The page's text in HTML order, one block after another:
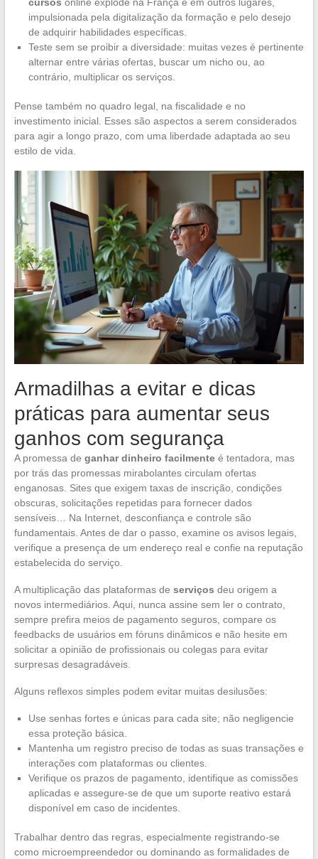
impulsionada pela digitalização da formação e pelo desejo
de adquirir habilidades específicas.
Teste sem se proibir a diversidade: muitas vezes é pertinente
alternar entre várias ofertas, buscar um nicho ou, ao
contrário, multiplicar os serviços.
Pense também no quadro legal, na fiscalidade e no
investimento inicial. Esses são aspectos a serem considerados
para agir a longo prazo, com uma liberdade adaptada ao seu
estilo de vida.
Armadilhas a evitar e dicas
práticas para aumentar seus
ganhos com segurança
A promessa de ganhar dinheiro facilmenteé tentadora, mas
por trás das promessas mirabolantes circulam ofertas
enganosas. Sites que exigem taxas de inscrição, condições
obscuras, solicitações repetidas para fornecer dados
sensíveis… Na Internet, desconfiança e controle são
fundamentais. Antes de dar o passo, examine os avisos legais,
verifique a presença de um endereço real e confie na reputação
estabelecida do serviço.
A multiplicação das plataformas de serviços deu origem a
novos intermediários. Aqui, nunca assine sem ler o contrato,
sempre prefira meios de pagamento seguros, compare os
feedbacks de usuários em fóruns dinâmicos e não hesite em
solicitar a opinião de profissionais ou colegas para evitar
surpresas desagradáveis.
Alguns reflexos simples podem evitar muitas desilusões:
Use senhas fortes e únicas para cada site; não negligencie
essa proteção básica.
Mantenha um registro preciso de todas as suas transações e
interações com plataformas ou clientes.
Verifique os prazos de pagamento, identifique as comissões
aplicadas e assegure-se de que um suporte reativo estará
disponível em caso de incidentes.
Trabalhar dentro das regras, especialmente registrando-se
como microempreendedor ou dominando as formalidades de